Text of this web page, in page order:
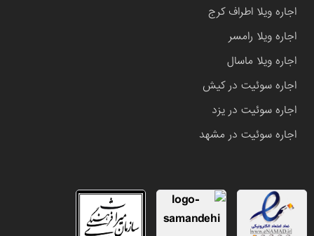
اجاره ویلا اطراف کرج
اجاره ویلا رامسر
اجاره ویلا ماسال
اجاره سوئیت در کیش
اجاره سوئیت در یزد
اجاره سوئیت در مشهد